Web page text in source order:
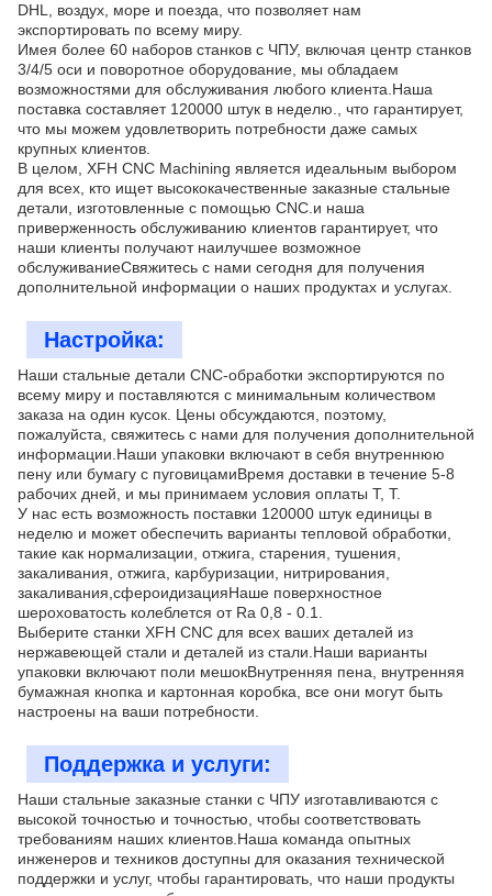
DHL, воздух, море и поезда, что позволяет нам
экспортировать по всему миру.
Имея более 60 наборов станков с ЧПУ, включая центр станков
3/4/5 оси и поворотное оборудование, мы обладаем
возможностями для обслуживания любого клиента.Наша
поставка составляет 120000 штук в неделю., что гарантирует,
что мы можем удовлетворить потребности даже самых
крупных клиентов.
В целом, XFH CNC Machining является идеальным выбором
для всех, кто ищет высококачественные заказные стальные
детали, изготовленные с помощью CNC.и наша
приверженность обслуживанию клиентов гарантирует, что
наши клиенты получают наилучшее возможное
обслуживаниеСвяжитесь с нами сегодня для получения
дополнительной информации о наших продуктах и услугах.
Настройка:
Наши стальные детали CNC-обработки экспортируются по
всему миру и поставляются с минимальным количеством
заказа на один кусок. Цены обсуждаются, поэтому,
пожалуйста, свяжитесь с нами для получения дополнительной
информации.Наши упаковки включают в себя внутреннюю
пену или бумагу с пуговицамиВремя доставки в течение 5-8
рабочих дней, и мы принимаем условия оплаты T, T.
У нас есть возможность поставки 120000 штук единицы в
неделю и может обеспечить варианты тепловой обработки,
такие как нормализации, отжига, старения, тушения,
закаливания, отжига, карбуризации, нитрирования,
закаливания,сфероидизацияНаше поверхностное
шероховатость колеблется от Ra 0,8 - 0.1.
Выберите станки XFH CNC для всех ваших деталей из
нержавеющей стали и деталей из стали.Наши варианты
упаковки включают поли мешокВнутренняя пена, внутренняя
бумажная кнопка и картонная коробка, все они могут быть
настроены на ваши потребности.
Поддержка и услуги:
Наши стальные заказные станки с ЧПУ изготавливаются с
высокой точностью и точностью, чтобы соответствовать
требованиям наших клиентов.Наша команда опытных
инженеров и техников доступны для оказания технической
поддержки и услуг, чтобы гарантировать, что наши продукты